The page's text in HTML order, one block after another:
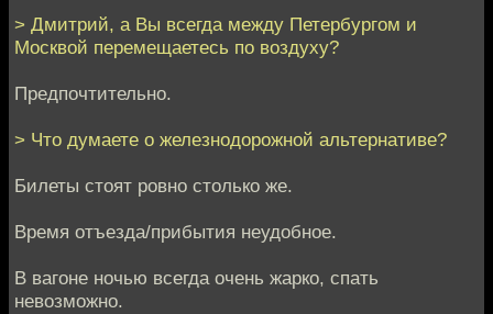
> Дмитрий, а Вы всегда между Петербургом и
Москвой перемещаетесь по воздуху?
Предпочтительно.
> Что думаете о железнодорожной альтернативе?
Билеты стоят ровно столько же.
Время отъезда/прибытия неудобное.
В вагоне ночью всегда очень жарко, спать
невозможно.